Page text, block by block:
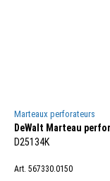
Marteaux perforateurs
DeWalt Marteau
D25134K
Art. 567330.0150